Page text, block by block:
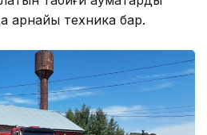
да арнайы техника бар.